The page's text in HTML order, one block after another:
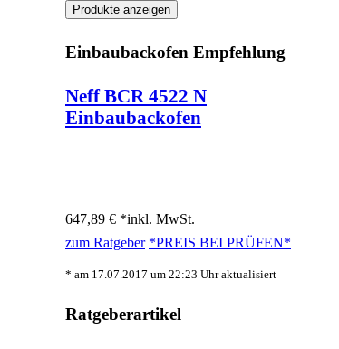
Einbaubackofen Empfehlung
Neff BCR 4522 N
Einbaubackofen
647,89 € *inkl. MwSt.
zum Ratgeber *PREIS BEI PRÜFEN*
* am 17.07.2017 um 22:23 Uhr aktualisiert
Ratgeberartikel